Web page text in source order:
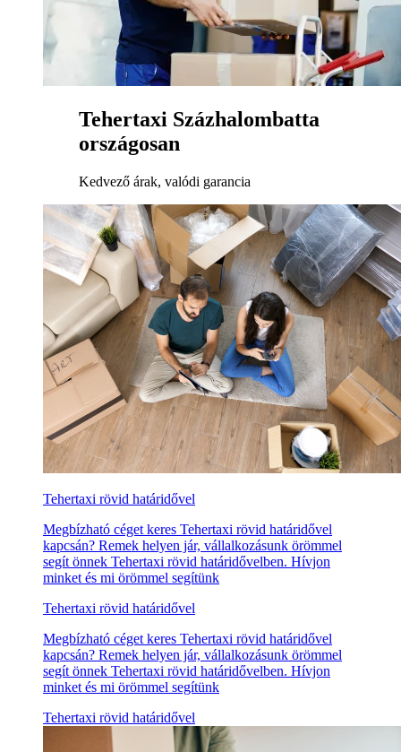
Tehertaxi Százhalombatta
országosan
Kedvező árak, valódi garancia
Tehertaxi rövid határidővel
Megbízható céget keres Tehertaxi rövid határidővel
kapcsán? Remek helyen jár, vállalkozásunk örömmel
segít önnek Tehertaxi rövid határidővelben. Hívjon
minket és mi örömmel segítünk
Tehertaxi rövid határidővel
Megbízható céget keres Tehertaxi rövid határidővel
kapcsán? Remek helyen jár, vállalkozásunk örömmel
segít önnek Tehertaxi rövid határidővelben. Hívjon
minket és mi örömmel segítünk
Tehertaxi rövid határidővel